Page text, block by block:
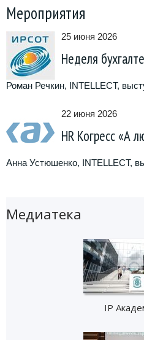
Мероприятия
25 июня 2026
Неделя
Роман Речкин, INTELLECT,
22 июня 2026
HR Когресс «А
Анна Устюшенко, INTELLECT,
Медиатека
IP